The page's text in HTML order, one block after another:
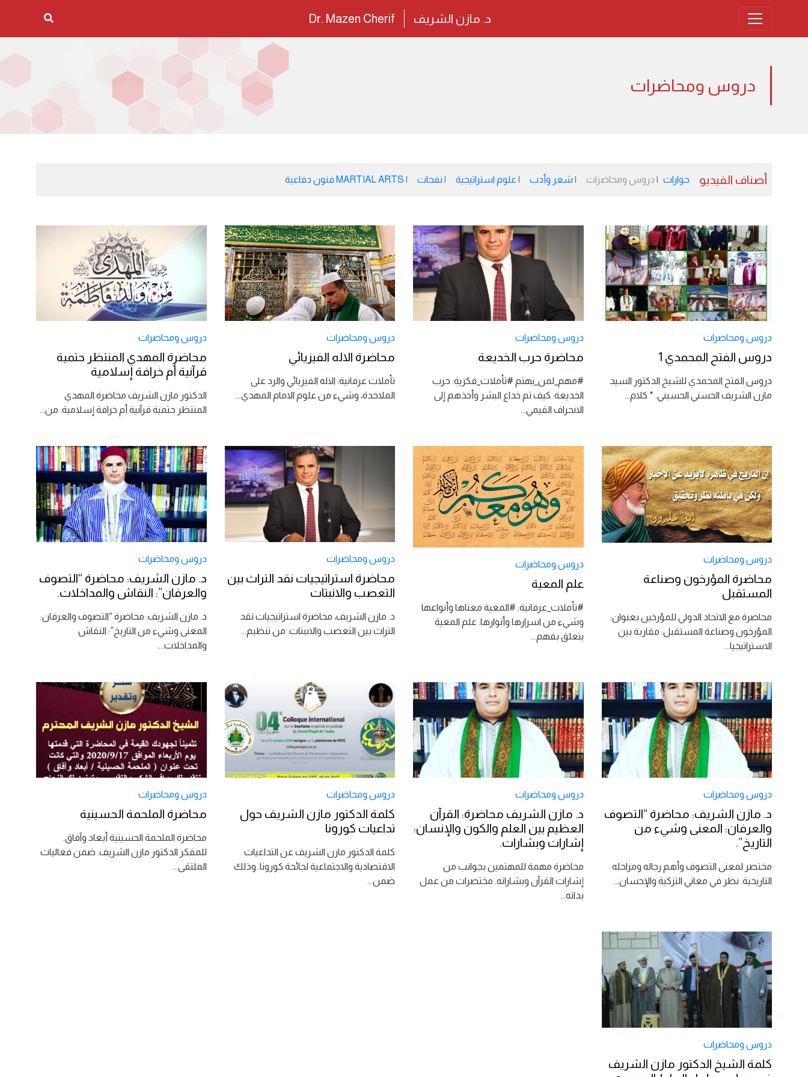
د. مازن الشريف Dr. Mazen Cherif
دروس ومحاضرات
أصناف الفيديو حوارات دروس ومحاضرات شعر وأدب علوم استراتيجية نفحات MARTIAL ARTS فنون دفاعية
دروس ومحاضرات
دروس الفتح المحمدي 1
دروس الفتح المحمدي للشيخ الدكتور السيد
مازن الشريف الحسني الحسيني. * كلام...
دروس ومحاضرات
محاضرة حرب الخديعة
#مهم_لمن_يهتم #تأملات_فكرية: حرب
الخديعة: كيف تم خداع البشر وأخذهم إلى
الانحراف القيمي...
دروس ومحاضرات
محاضرة الاله الفيزيائي
تأملات عرفانية: الاله الفيزيائي والرد على
الملاحدة، وشيء من علوم الامام المهدي...
دروس ومحاضرات
محاضرة المهدي المنتظر حتمية
قرآنية أم خرافة إسلامية
الدكتور مازن الشريف محاضرة المهدي
المنتظر حتمية قرآنية أم خرافة إسلامية. من...
دروس ومحاضرات
محاضرة المؤرخون وصناعة
المستقبل
محاضرة مع الاتحاد الدولي للمؤرخين بعنوان:
المؤرخون وصناعة المستقبل: مقاربة بين
الاستراتيجيا...
دروس ومحاضرات
علم المعية
#تأملات_عرفانية: #المعية معناها وأنواعها
وشيء من اسرارها وأنوارها. علم المعية
يتعلق بفهم...
دروس ومحاضرات
محاضرة استراتيجيات نقد التراث بين
التعصب والانبتات
د. مازن الشريف، محاضرة استراتيجيات نقد
التراث بين التعصب والانبتات. من تنظيم...
دروس ومحاضرات
د. مازن الشريف: محاضرة “التصوف
والعرفان”: النقاش والمداخلات.
د. مازن الشريف: محاضرة “التصوف والعرفان:
المعنى وشيء من التاريخ”: النقاش
والمداخلات....
دروس ومحاضرات
د. مازن الشريف: محاضرة “التصوف
والعرفان: المعنى وشيء من
التاريخ”.
مختصر لمعنى التصوف وأهم رجاله ومراحله
التاريخية. نظر في معاني التزكية والإحسان...
دروس ومحاضرات
د. مازن الشريف محاضرة: القرآن
العظيم بين العلم والكون والإنسان:
إشارات وبشارات.
محاضرة مهمة للمهتمين بجوانب من
إشارات القرآن وبشاراته. مختصرات من عمل
بداته...
دروس ومحاضرات
كلمة الدكتور مازن الشريف حول
تداعيات كورونا
كلمة الدكتور مازن الشريف عن التداعيات
الاقتصادية والاجتماعية لجائحة كورونا. وذلك
ضمن...
دروس ومحاضرات
محاضرة الملحمة الحسينية
محاضرة الملحمة الحسينية أبعاد وآفاق.
للمفكر الدكتور مازن الشريف. ضمن فعاليات
الملتقى...
دروس ومحاضرات
كلمة الشيخ الدكتور مازن الشريف